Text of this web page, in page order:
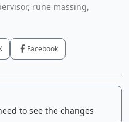
rune massing,
Facebook
to see the changes